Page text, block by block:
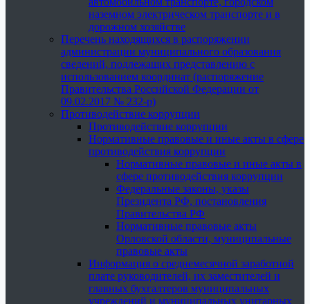
наземном электрическом транспорте и в
дорожном хозяйстве
Перечень находящихся в распоряжении
администрации муниципального образования
сведений, подлежащих представлению с
использованием координат (распоряжение
Правительства Российской Федерации от
09.02.2017 № 232-р)
Противодействие коррупции
Противодействие коррупции
Нормативные правовые и иные акты в сфере
противодействия коррупции
Нормативные правовые и иные акты в
сфере противодействия коррупции
Федеральные законы, указы
Президента РФ, постановления
Правительства РФ
Нормативные правовые акты
Орловской области, муниципальные
правовые акты
Информация о среднемесячной заработной
плате руководителей, их заместителей и
главных бухгалтеров муниципальных
учреждений и муниципальных унитарных